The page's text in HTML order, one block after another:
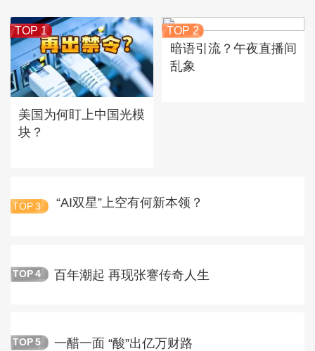
TOP 1
美国为何盯上中国光模
块？
TOP 2
暗语引流？午夜直播间
乱象
TOP 3 “AI双星”上空有何新本领？
TOP 4 百年潮起 再现张謇传奇人生
TOP 5 一醋一面 “酸”出亿万财路